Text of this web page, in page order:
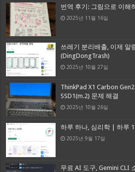
번역 후기: 그림으로 이해
2025년 11월 16일
쓰레기 분리배출, 이제 알
(DingDongTrash)
2025년 10월 27일
ThinkPad X1 Carbon
SSD1(m.2) 문제 해결
2025년 10월 26일
하루 하나, 심리학 | 하루
2025년 9월 17일
무료 AI 도구, Gemini CLI